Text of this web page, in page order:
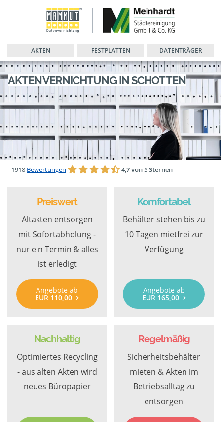
AKTEN FESTPLATTEN DATENTRÄGER
AKTENVERNICHTUNG IN SCHOTTEN
1918 Bewertungen 4,7 von 5 Sternen
Preiswert
Altakten entsorgen
mit Sofortabholung -
nur ein Termin & alles
ist erledigt
Angebote ab
EUR 110,00
Komfortabel
Behälter stehen bis zu
10 Tagen mietfrei zur
Verfügung
Angebote ab
EUR 165,00
Nachhaltig
Optimiertes Recycling
- aus alten Akten wird
neues Büropapier
Regelmäßig
Sicherheitsbehälter
mieten & Akten im
Betriebsalltag zu
entsorgen